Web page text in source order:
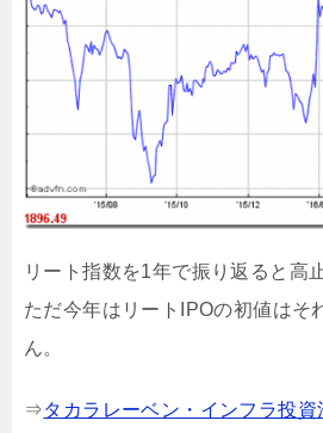
リート指数を1年で振り返ると高
ただ今年はリートIPOの初値はそ
ん。
⇒タカラレーベン・インフラ投